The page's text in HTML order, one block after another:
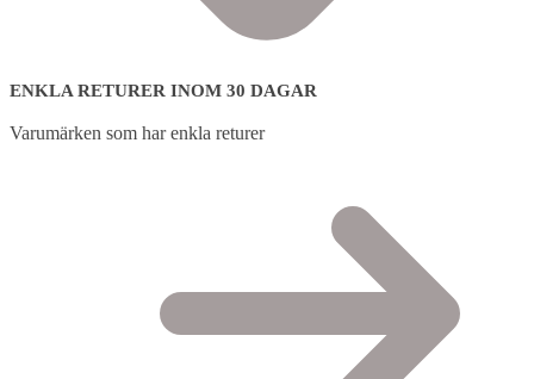
ENKLA RETURER INOM 30 DAGAR
Varumärken som har enkla returer